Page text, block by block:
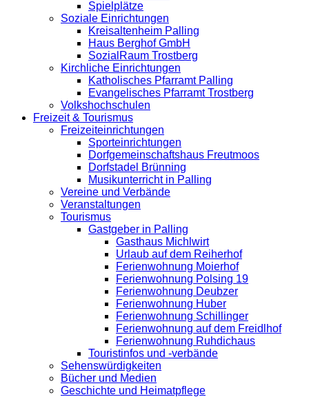
Spielplätze
Soziale Einrichtungen
Kreisaltenheim Palling
Haus Berghof GmbH
SozialRaum Trostberg
Kirchliche Einrichtungen
Katholisches Pfarramt Palling
Evangelisches Pfarramt Trostberg
Volkshochschulen
Freizeit & Tourismus
Freizeiteinrichtungen
Sporteinrichtungen
Dorfgemeinschaftshaus Freutmoos
Dorfstadel Brünning
Musikunterricht in Palling
Vereine und Verbände
Veranstaltungen
Tourismus
Gastgeber in Palling
Gasthaus Michlwirt
Urlaub auf dem Reiherhof
Ferienwohnung Moierhof
Ferienwohnung Polsing 19
Ferienwohnung Deubzer
Ferienwohnung Huber
Ferienwohnung Schillinger
Ferienwohnung auf dem Freidlhof
Ferienwohnung Ruhdichaus
Touristinfos und -verbände
Sehenswürdigkeiten
Bücher und Medien
Geschichte und Heimatpflege